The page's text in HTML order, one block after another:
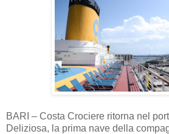
BARI – Costa Crociere ritorna nel
Deliziosa, la prima nave della